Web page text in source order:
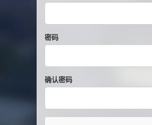
密码
确认密码